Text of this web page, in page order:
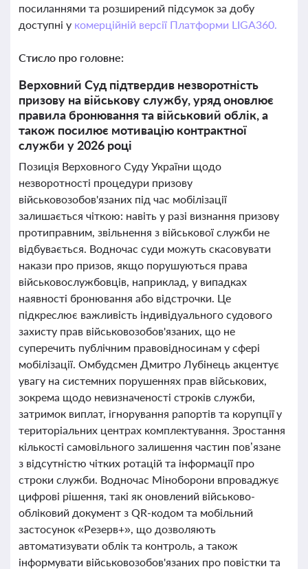
посиланнями та розширений підсумок за добу
доступні у комерційній версії Платформи LIGA360.
Стисло про головне:
Верховний Суд підтвердив незворотність
призову на військову службу, уряд оновлює
правила бронювання та військовий облік, а
також посилює мотивацію контрактної
служби у 2026 році
Позиція Верховного Суду України щодо
незворотності процедури призову
військовозобов'язаних під час мобілізації
залишається чіткою: навіть у разі визнання призову
протиправним, звільнення з військової служби не
відбувається. Водночас суди можуть скасовувати
накази про призов, якщо порушуються права
військовослужбовців, наприклад, у випадках
наявності бронювання або відстрочки. Це
підкреслює важливість індивідуального судового
захисту прав військовозобов'язаних, що не
суперечить публічним правовідносинам у сфері
мобілізації. Омбудсмен Дмитро Лубінець акцентує
увагу на системних порушеннях прав військових,
зокрема щодо невизначеності строків служби,
затримок виплат, ігнорування рапортів та корупції у
територіальних центрах комплектування. Зростання
кількості самовільного залишення частин пов’язане
з відсутністю чітких ротацій та інформації про
строки служби. Водночас Міноборони впроваджує
цифрові рішення, такі як оновлений військово-
обліковий документ з QR-кодом та мобільний
застосунок «Резерв+», що дозволяють
автоматизувати облік та контроль, а також
інформувати військовозобов'язаних про повістки та